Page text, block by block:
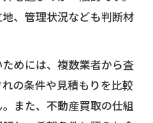
、管理状況なども判断材
めには、複数業者から査
の条件や見積もりを比較
また、不動産買取の仕組